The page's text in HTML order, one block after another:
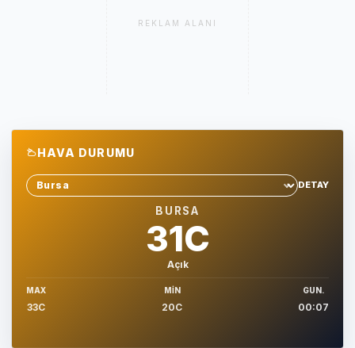
REKLAM ALANI
HAVA DURUMU
Sehir sec
DETAY
BURSA
31C
Açık
MAX
33C
MIN
20C
GUN.
00:07